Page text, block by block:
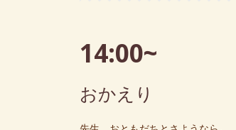
14:00~
おかえり